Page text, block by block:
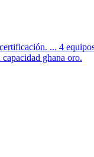
... 4
ghana oro.